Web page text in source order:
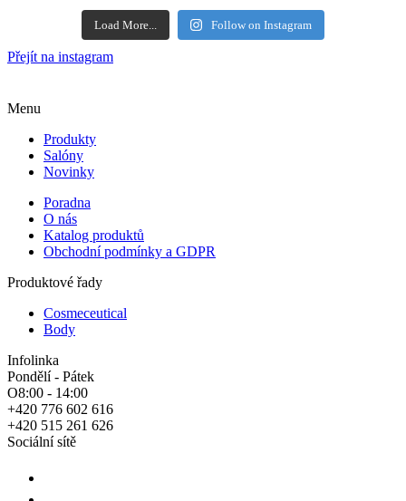
Load More... Follow on Instagram
Přejít na instagram
Menu
Produkty
Salóny
Novinky
Poradna
O nás
Katalog produktů
Obchodní podmínky a GDPR
Produktové řady
Cosmeceutical
Body
Infolinka
Pondělí - Pátek
O8:00 - 14:00
+420 776 602 616
+420 515 261 626
Sociální sítě